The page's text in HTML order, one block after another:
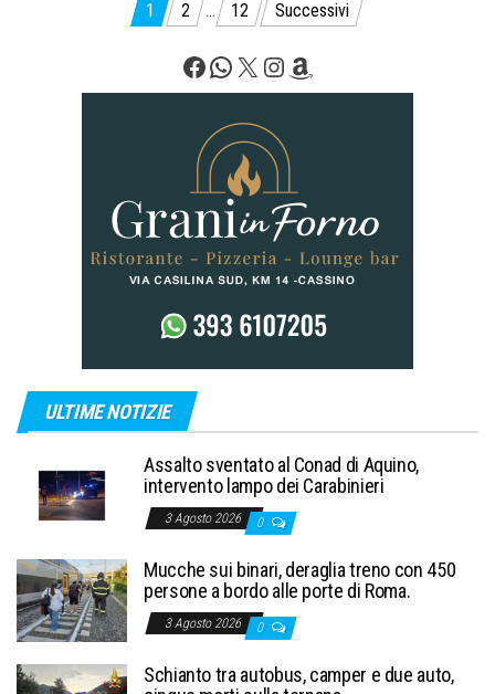
Paginazione
articoli
1 2 … 12 Successivi
Facebook
WhatsApp
X Instagram
Amazon
ULTIME NOTIZIE
Assalto sventato al Conad di Aquino,
intervento lampo dei Carabinieri
3 Agosto 2026 0
Mucche sui binari, deraglia treno con 450
persone a bordo alle porte di Roma.
3 Agosto 2026 0
Schianto tra autobus, camper e due auto,